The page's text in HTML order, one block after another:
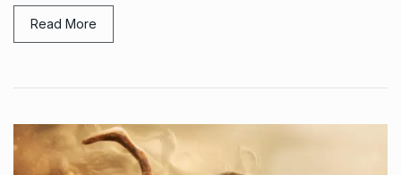
Read More